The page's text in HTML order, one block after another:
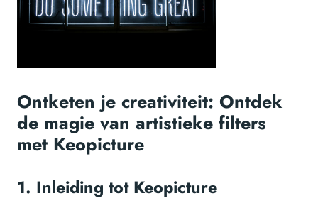
Ontketen je creativiteit: Ontdek
de magie van artistieke filters
met Keopicture
1. Inleiding tot Keopicture